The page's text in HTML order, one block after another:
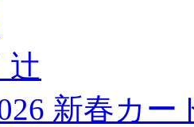
辻
新春カ